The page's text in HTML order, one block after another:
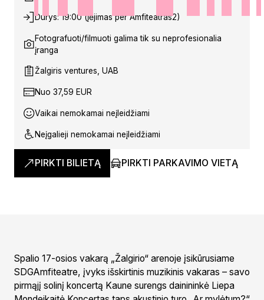
Durys: 19:00 (įėjimas per Amfiteatras2)
Fotografuoti/filmuoti galima tik su neprofesionalia
įranga
Žalgiris ventures, UAB
Nuo 37,59 EUR
Vaikai nemokamai neįleidžiami
Neįgalieji nemokamai neįleidžiami
PIRKTI BILIETĄ PIRKTI PARKAVIMO VIETĄ
Spalio 17-osios vakarą „Žalgirio“ arenoje įsikūrusiame
SDGAmfiteatre, įvyks išskirtinis muzikinis vakaras – savo
pirmąjį solinį koncertą Kaune surengs dainininkė Liepa